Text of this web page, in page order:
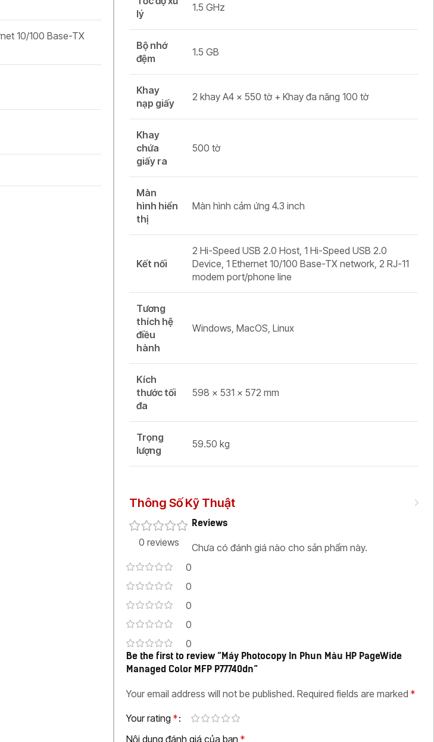
10/100 Base-TX
lý
1.5 GHz
Bộ nhớ
đệm
1.5 GB
Khay
nạp giấy
2 khay A4 x 550 tờ + Khay đa năng 100 tờ
Khay
chứa
giấy ra
500 tờ
Màn
hình hiển
thị
Màn hình cảm ứng 4.3 inch
Kết nối
2 Hi-Speed USB 2.0 Host, 1 Hi-Speed USB 2.0
Device, 1 Ethernet 10/100 Base-TX network, 2 RJ-11
modem port/phone line
Tương
thích hệ
điều
hành
Windows, MacOS, Linux
Kích
thước tối
đa
598 x 531 x 572 mm
Trọng
lượng
59.50 kg
Thông Số Kỹ Thuật
0 reviews
0
0
0
0
0
Reviews
Chưa có đánh giá nào cho sản phẩm này.
Be the first to review “Máy Photocopy In Phun Màu HP PageWide
Managed Color MFP P77740dn”
Your email address will not be published. Required fields are marked*
Your rating*
Nội dung đánh giá của bạn*